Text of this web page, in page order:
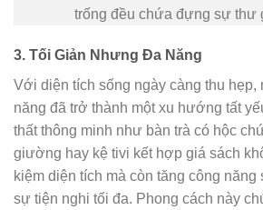
trống đều chứa đựng sự thư
3. Tối Giản Nhưng Đa Năng
Với diện tích sống ngày càng thu hẹp,
năng đã trở thành một xu hướng tất
thất thông minh như bàn trà có hộc
giường hay kệ tivi kết hợp giá sách
kiệm diện tích mà còn tăng công năng
sự tiện nghi tối đa. Phong cách này